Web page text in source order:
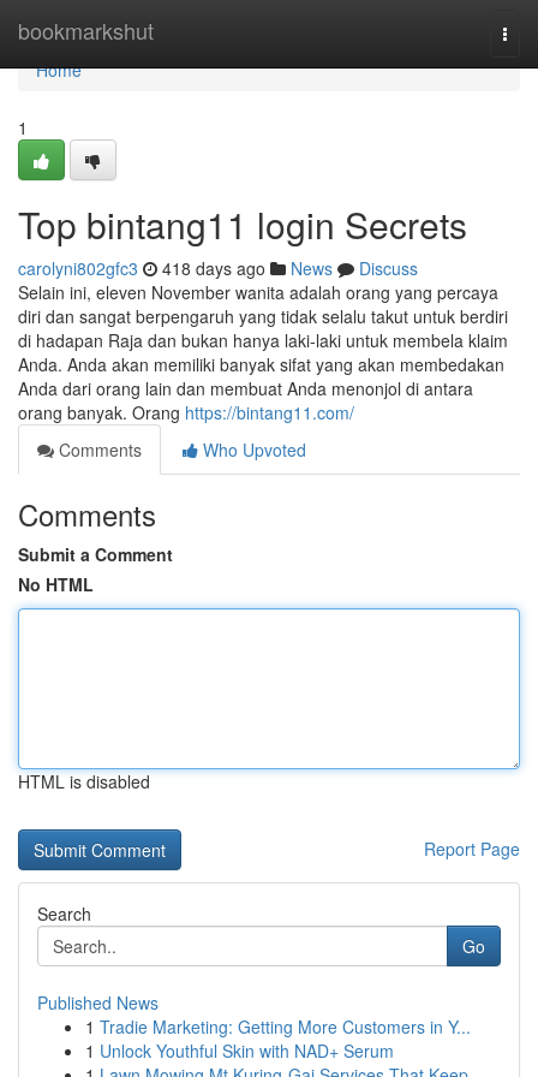
bookmarkshut
Home
Home
1
Top bintang11 login Secrets
carolyni802gfc3 418 days ago News
Discuss
Selain ini, eleven November wanita adalah orang yang percaya
diri dan sangat berpengaruh yang tidak selalu takut untuk berdiri
di hadapan Raja dan bukan hanya laki-laki untuk membela klaim
Anda. Anda akan memiliki banyak sifat yang akan membedakan
Anda dari orang lain dan membuat Anda menonjol di antara
orang banyak. Orang https://bintang11.com/
Comments
Who Upvoted
Comments
Submit a Comment
No HTML
HTML is disabled
Report Page
Search
Go
Published News
1 Tradie Marketing: Getting More Customers in Y...
1 Unlock Youthful Skin with NAD+ Serum